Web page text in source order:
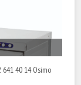
641 40 14 Osimo